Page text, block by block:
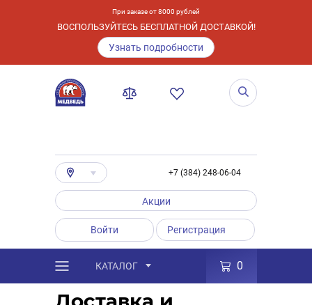
При заказе от 8000 рублей
ВОСПОЛЬЗУЙТЕСЬ БЕСПЛАТНОЙ ДОСТАВКОЙ!
Узнать подробности
+7 (384) 248-06-04
Акции
Войти Регистрация
КАТАЛОГ 0
Услуги / Способы получения заказа